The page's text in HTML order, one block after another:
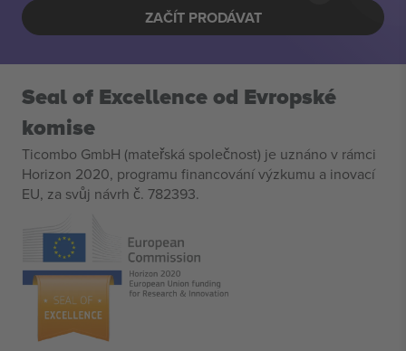
ZAČÍT PRODÁVAT
Seal of Excellence od Evropské
komise
Ticombo GmbH (mateřská společnost) je uznáno v rámci
Horizon 2020, programu financování výzkumu a inovací
EU, za svůj návrh č. 782393.